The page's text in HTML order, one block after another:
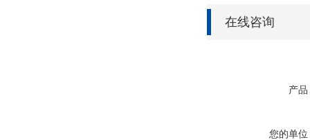
在线咨询
产品
您的单位